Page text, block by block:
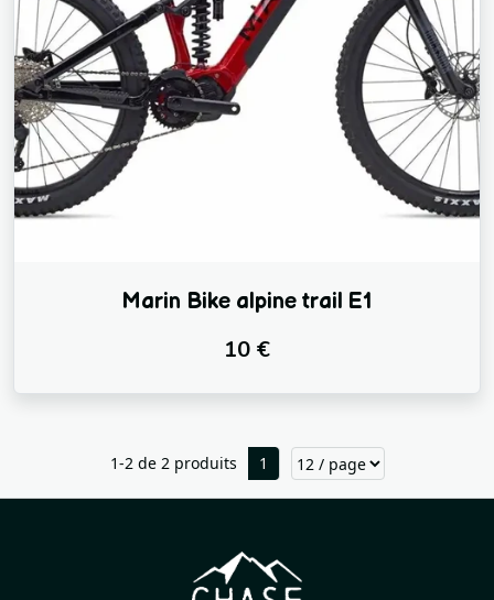
Marin Bike alpine trail E1
10 €
1-2 de 2 produits 1